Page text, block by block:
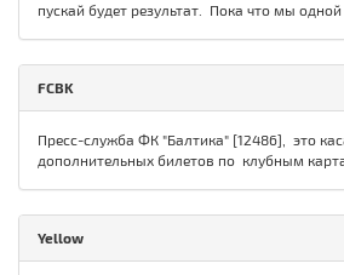
пускай будет результат. Пока что мы
FСBK
Пресс-служба ФК "Балтика" [12486], это
дополнительных билетов по клубным
Yellow